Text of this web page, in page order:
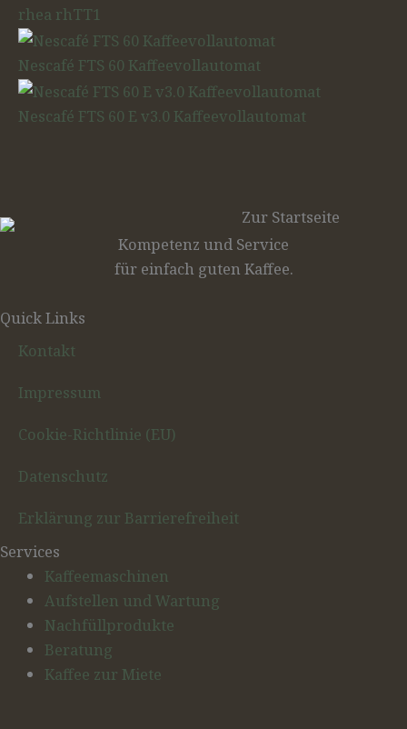
rhea rhTT1
Nescafé FTS 60 Kaffeevollautomat
Nescafé FTS 60 E v3.0 Kaffeevollautomat
Kompetenz und Service
für einfach guten Kaffee.
Quick Links
Kontakt
Impressum
Cookie-Richtlinie (EU)
Datenschutz
Erklärung zur Barrierefreiheit
Services
Kaffeemaschinen
Aufstellen und Wartung
Nachfüllprodukte
Beratung
Kaffee zur Miete